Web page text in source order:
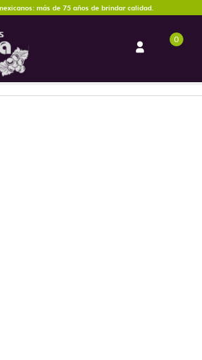
más de 75 años de brindar calidad.
0